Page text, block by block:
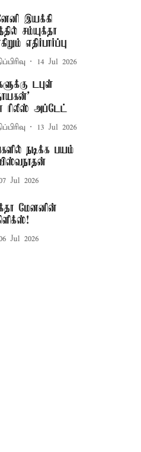
இயக்கி
சம்யுக்தா
எதிர்பார்ப்பு
14 Jul 2026
டபுள்
ரிலீஸ் அப்டேட்
13 Jul 2026
நடிக்க பயம்
Jul 2026
மேனனின்
Jul 2026